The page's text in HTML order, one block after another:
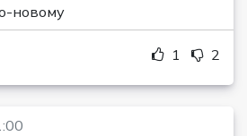
новому
1 2